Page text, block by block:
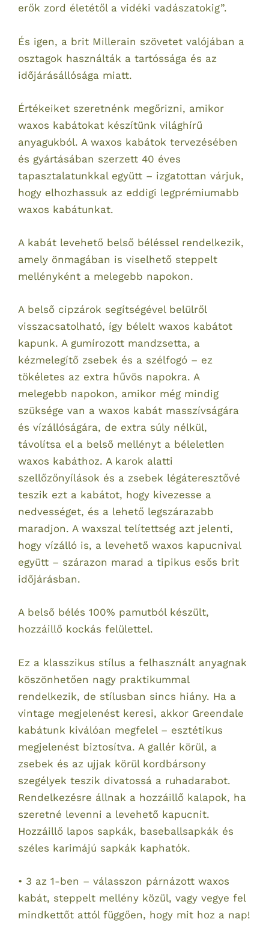
erők zord életétől a vidéki vadászatokig”.
És igen, a brit Millerain szövetet valójában a
osztagok használták a tartóssága és az
időjárásállósága miatt.
Értékeiket szeretnénk megőrizni, amikor
waxos kabátokat készítünk világhírű
anyagukból. A waxos kabátok tervezésében
és gyártásában szerzett 40 éves
tapasztalatunkkal együtt – izgatottan várjuk,
hogy elhozhassuk az eddigi legprémiumabb
waxos kabátunkat.
A kabát levehető belső béléssel rendelkezik,
amely önmagában is viselhető steppelt
mellényként a melegebb napokon.
A belső cipzárok segítségével belülről
visszacsatolható, így bélelt waxos kabátot
kapunk. A gumírozott mandzsetta, a
kézmelegítő zsebek és a szélfogó – ez
tökéletes az extra hűvös napokra. A
melegebb napokon, amikor még mindig
szüksége van a waxos kabát masszívságára
és vízállóságára, de extra súly nélkül,
távolítsa el a belső mellényt a béleletlen
waxos kabáthoz. A karok alatti
szellőzőnyílások és a zsebek légáteresztővé
teszik ezt a kabátot, hogy kivezesse a
nedvességet, és a lehető legszárazabb
maradjon. A waxszal telítettség azt jelenti,
hogy vízálló is, a levehető waxos kapucnival
együtt – szárazon marad a tipikus esős brit
időjárásban.
A belső bélés 100% pamutból készült,
hozzáillő kockás felülettel.
Ez a klasszikus stílus a felhasznált anyagnak
köszönhetően nagy praktikummal
rendelkezik, de stílusban sincs hiány. Ha a
vintage megjelenést keresi, akkor Greendale
kabátunk kiválóan megfelel – esztétikus
megjelenést biztosítva. A gallér körül, a
zsebek és az ujjak körül kordbársony
szegélyek teszik divatossá a ruhadarabot.
Rendelkezésre állnak a hozzáillő kalapok, ha
szeretné levenni a levehető kapucnit.
Hozzáillő lapos sapkák, baseballsapkák és
széles karimájú sapkák kaphatók.
• 3 az 1-ben – válasszon párnázott waxos
kabát, steppelt mellény közül, vagy vegye fel
mindkettőt attól függően, hogy mit hoz a nap!